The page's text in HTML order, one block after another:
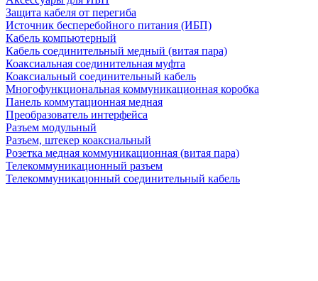
Защита кабеля от перегиба
Источник бесперебойного питания (ИБП)
Кабель компьютерный
Кабель соединительный медный (витая пара)
Коаксиальная соединительная муфта
Коаксиальный соединительный кабель
Многофункциональная коммуникационная коробка
Панель коммутационная медная
Преобразователь интерфейса
Разъем модульный
Разъем, штекер коаксиальный
Розетка медная коммуникационная (витая пара)
Телекоммуникационный разъем
Телекоммуникацонный соединительный кабель